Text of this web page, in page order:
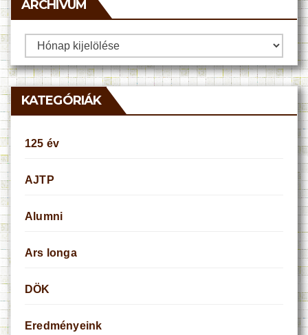
ARCHÍVUM
Archívum
KATEGÓRIÁK
125 év
AJTP
Alumni
Ars longa
DÖK
Eredményeink